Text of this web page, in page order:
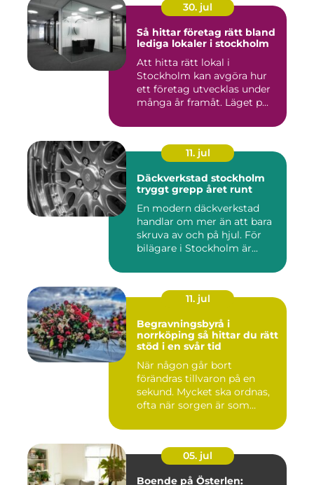
30. jul
Så hittar företag rätt bland
lediga lokaler i stockholm
Att hitta rätt lokal i
Stockholm kan avgöra hur
ett företag utvecklas under
många år framåt. Läget p...
11. jul
Däckverkstad stockholm
tryggt grepp året runt
En modern däckverkstad
handlar om mer än att bara
skruva av och på hjul. För
bilägare i Stockholm är...
11. jul
Begravningsbyrå i
norrköping så hittar du rätt
stöd i en svår tid
När någon går bort
förändras tillvaron på en
sekund. Mycket ska ordnas,
ofta när sorgen är som
05. jul
Boende på Österlen: